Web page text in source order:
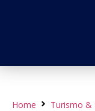
Home
Turismo &